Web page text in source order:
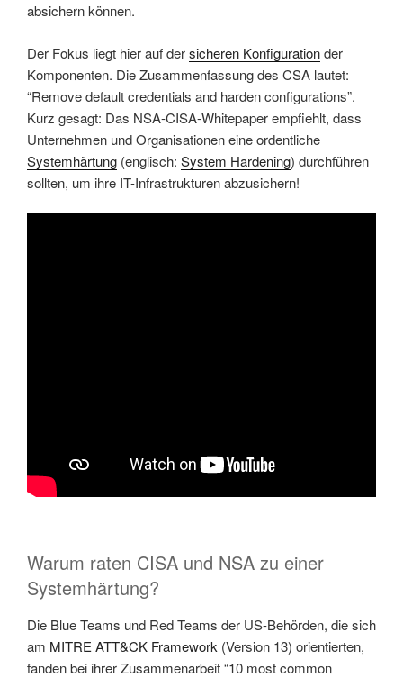
absichern können.
Der Fokus liegt hier auf dersicheren Konfigurationder
Komponenten. Die Zusammenfassung des CSA lautet:
“Remove default credentials and harden configurations”.
Kurz gesagt: Das NSA-CISA-Whitepaper empfiehlt, dass
Unternehmen und Organisationen eine ordentliche
Systemhärtung (englisch: System Hardening) durchführen
sollten, um ihre IT-Infrastrukturen abzusichern!
Warum raten CISA und NSA zu einer
Systemhärtung?
Die Blue Teams und Red Teams der US-Behörden, die sich
am MITRE ATT&CK Framework (Version 13) orientierten,
fanden bei ihrer Zusammenarbeit “10 most common